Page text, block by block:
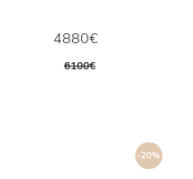
4880€
6100€
-20%